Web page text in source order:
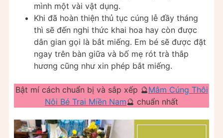
mình một vài vật dụng.
Khi đã hoàn thiện thủ tục cúng lễ đầy tháng
thì sẽ đến nghi thức khai hoa hay còn được
dân gian gọi là bắt miếng. Em bé sẽ được đặt
ngay trên bàn giữa và bố mẹ rót trà thắp
hương cũng như xin phép bắt miếng.
Bật mí cách chuẩn bị và sắp xếp 🔮Mâm Cúng Thôi
Nôi Bé Trai Miền Nam🔮 chuẩn nhất